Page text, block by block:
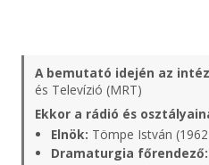
A bemutató idején az
és Televízió (MRT)
Ekkor a rádió és
Elnök: Tömpe István
Dramaturgia főrendező: